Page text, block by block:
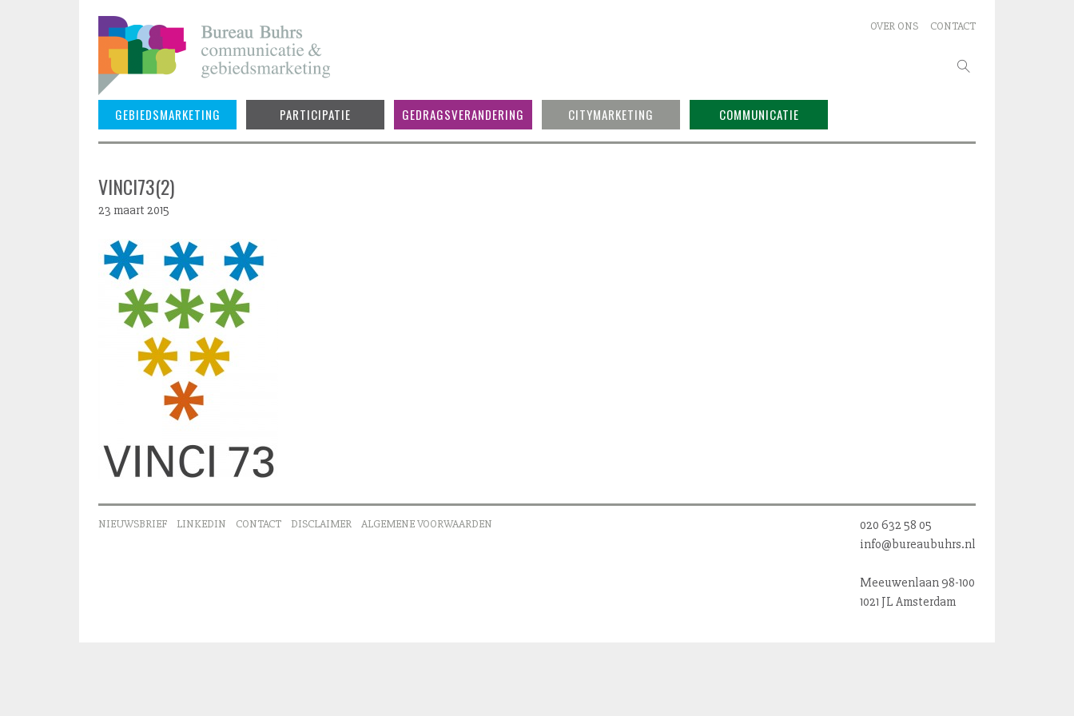
Skip
to
content
OVER ONS CONTACT
GEBIEDSMARKETING PARTICIPATIE GEDRAGSVERANDERING CITYMARKETING COMMUNICATIE
VINCI73(2)
23 maart 2015
020 632 58 05
info@bureaubuhrs.nl
Meeuwenlaan 98-100
1021 JL Amsterdam
NIEUWSBRIEF LINKEDIN CONTACT DISCLAIMER ALGEMENE VOORWAARDEN